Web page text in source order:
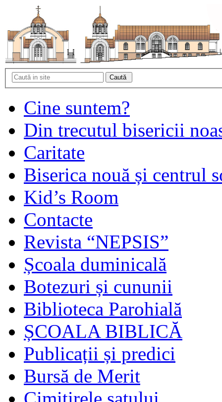
Cine suntem?
Din trecutul bisericii
Caritate
Biserica nouă și centrul
Kid’s Room
Contacte
Revista “NEPSIS”
Școala duminicală
Botezuri și cununii
Biblioteca Parohială
ȘCOALA BIBLICĂ
Publicații și predici
Bursă de Merit